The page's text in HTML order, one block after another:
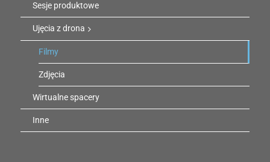
Sesje produktowe
Ujęcia z drona
Filmy
Zdjęcia
Wirtualne spacery
Inne